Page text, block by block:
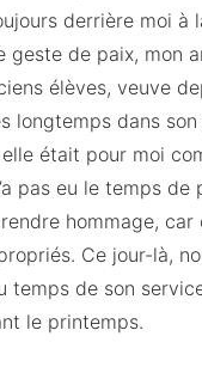
derrière moi à
geste de paix, mon
élèves, veuve
dans
était pour moi
pas eu le temps
hommage, car
Ce jour-là,
de son
le printemps.